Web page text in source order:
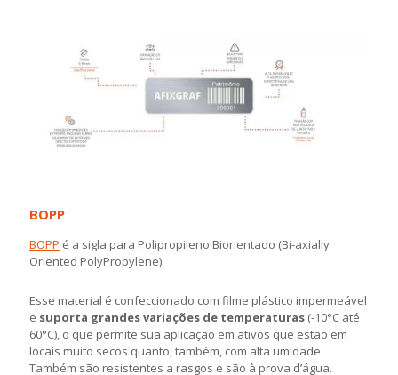
BOPP
BOPP é a sigla para Polipropileno Biorientado (Bi-axially
Oriented PolyPropylene).
Esse material é confeccionado com filme plástico impermeável
e suporta grandes variações de temperaturas (-10°C até
60°C), o que permite sua aplicação em ativos que estão em
locais muito secos quanto, também, com alta umidade.
Também são resistentes a rasgos e são à prova d’água.